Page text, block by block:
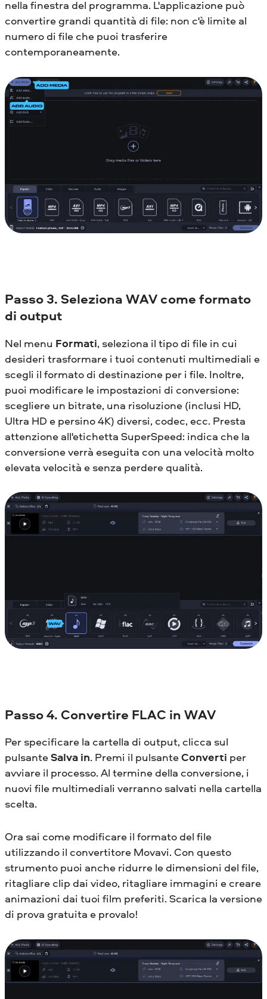
nella finestra del programma. L'applicazione può
convertire grandi quantità di file: non c'è limite al
numero di file che puoi trasferire
contemporaneamente.
Passo 3. Seleziona WAV come formato
di output
Nel menu Formati, seleziona il tipo di file in cui
desideri trasformare i tuoi contenuti multimediali e
scegli il formato di destinazione per i file. Inoltre,
puoi modificare le impostazioni di conversione:
scegliere un bitrate, una risoluzione (inclusi HD,
Ultra HD e persino 4K) diversi, codec, ecc. Presta
attenzione all'etichetta SuperSpeed: indica che la
conversione verrà eseguita con una velocità molto
elevata velocità e senza perdere qualità.
Passo 4. Convertire FLAC in WAV
Per specificare la cartella di output, clicca sul
pulsanteSalva in. Premi il pulsanteConverti per
avviare il processo. Al termine della conversione, i
nuovi file multimediali verranno salvati nella cartella
scelta.
Ora sai come modificare il formato del file
utilizzando il convertitore Movavi. Con questo
strumento puoi anche ridurre le dimensioni del file,
ritagliare clip dai video, ritagliare immagini e creare
animazioni dai tuoi film preferiti. Scarica la versione
di prova gratuita e provalo!